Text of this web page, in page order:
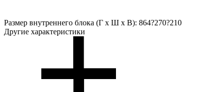
Размер внутреннего блока (Г х Ш х В): 864?270?210
Другие характеристики